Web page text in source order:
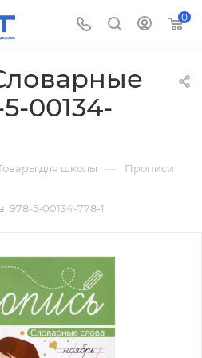
0
00134-
для школы — Прописи
978-5-00134-778-1